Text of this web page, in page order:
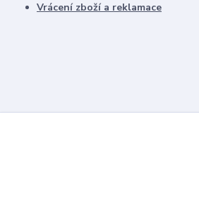
Vrácení zboží a reklamace